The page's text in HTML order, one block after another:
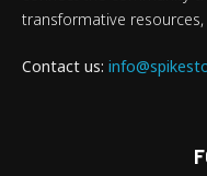
transformative
Contact us: